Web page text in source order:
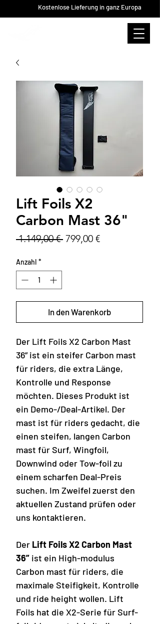
Kostenlose Lieferung in ganz Europa
Lift Foils X2
Carbon Mast 36"
1.149,00 € Standardpreis
799,00 €Sale-
Anzahl *
In den Warenkorb
Der Lift Foils X2 Carbon Mast
36” ist ein steifer Carbon mast
für riders, die extra Länge,
Kontrolle und Response
möchten. Dieses Produkt ist
ein Demo-/Deal-Artikel. Der
mast ist für riders gedacht, die
einen steifen, langen Carbon
mast für Surf, Wingfoil,
Downwind oder Tow-foil zu
einem scharfen Deal-Preis
suchen. Im Zweifel zuerst den
aktuellen Zustand prüfen oder
uns kontaktieren.
Der Lift Foils X2 Carbon Mast
36” ist ein High-modulus
Carbon mast für riders, die
maximale Steifigkeit, Kontrolle
und ride height wollen. Lift
Foils hat die X2-Serie für Surf-